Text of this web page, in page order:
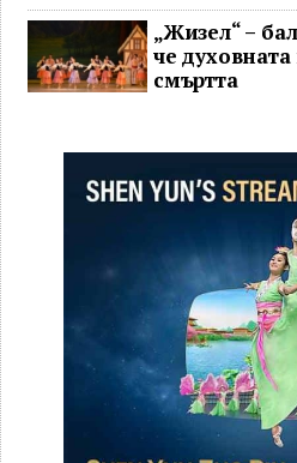
„Жизел“ –
че
смъртта